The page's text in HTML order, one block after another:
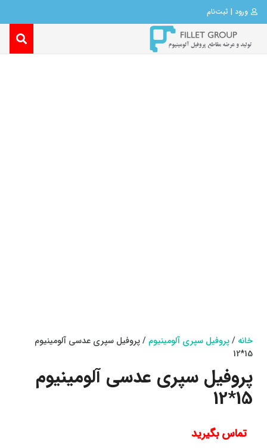
ورود | ثبت‌نام
خانه /پروفیل سپری آلومینیوم / پروفیل سپری عدسی آلومینیوم
15*12
پروفیل سپری عدسی آلومینیوم
15*12
تماس بگیرید